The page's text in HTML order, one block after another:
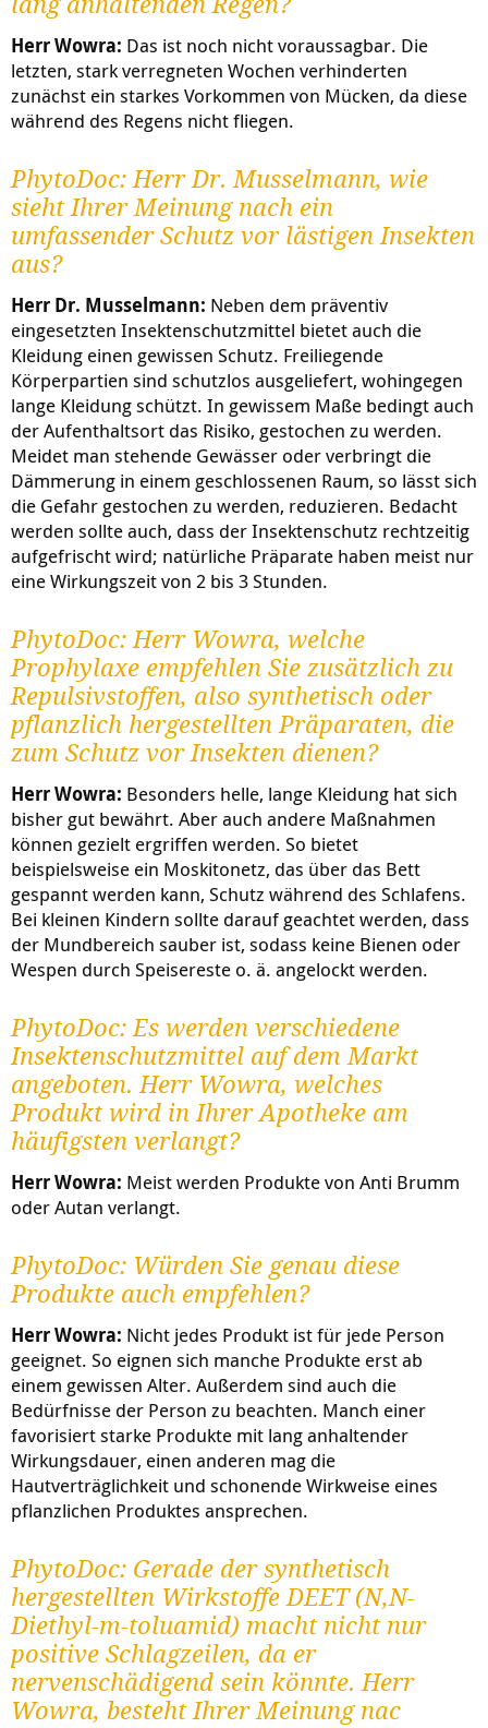
Herr Wowra: Das ist noch nicht voraussagbar. Die
letzten, stark verregneten Wochen verhinderten
zunächst ein starkes Vorkommen von Mücken, da diese
während des Regens nicht fliegen.
PhytoDoc: Herr Dr. Musselmann, wie
sieht Ihrer Meinung nach ein
umfassender Schutz vor lästigen Insekten
aus?
Herr Dr. Musselmann: Neben dem präventiv
eingesetzten Insektenschutzmittel bietet auch die
Kleidung einen gewissen Schutz. Freiliegende
Körperpartien sind schutzlos ausgeliefert, wohingegen
lange Kleidung schützt. In gewissem Maße bedingt auch
der Aufenthaltsort das Risiko, gestochen zu werden.
Meidet man stehende Gewässer oder verbringt die
Dämmerung in einem geschlossenen Raum, so lässt sich
die Gefahr gestochen zu werden, reduzieren. Bedacht
werden sollte auch, dass der Insektenschutz rechtzeitig
aufgefrischt wird; natürliche Präparate haben meist nur
eine Wirkungszeit von 2 bis 3 Stunden.
PhytoDoc: Herr Wowra, welche
Prophylaxe empfehlen Sie zusätzlich zu
Repulsivstoffen, also synthetisch oder
pflanzlich hergestellten Präparaten, die
zum Schutz vor Insekten dienen?
Herr Wowra: Besonders helle, lange Kleidung hat sich
bisher gut bewährt. Aber auch andere Maßnahmen
können gezielt ergriffen werden. So bietet
beispielsweise ein Moskitonetz, das über das Bett
gespannt werden kann, Schutz während des Schlafens.
Bei kleinen Kindern sollte darauf geachtet werden, dass
der Mundbereich sauber ist, sodass keine Bienen oder
Wespen durch Speisereste o. ä. angelockt werden.
PhytoDoc: Es werden verschiedene
Insektenschutzmittel auf dem Markt
angeboten. Herr Wowra, welches
Produkt wird in Ihrer Apotheke am
häufigsten verlangt?
Herr Wowra: Meist werden Produkte von Anti Brumm
oder Autan verlangt.
PhytoDoc: Würden Sie genau diese
Produkte auch empfehlen?
Herr Wowra: Nicht jedes Produkt ist für jede Person
geeignet. So eignen sich manche Produkte erst ab
einem gewissen Alter. Außerdem sind auch die
Bedürfnisse der Person zu beachten. Manch einer
favorisiert starke Produkte mit lang anhaltender
Wirkungsdauer, einen anderen mag die
Hautverträglichkeit und schonende Wirkweise eines
pflanzlichen Produktes ansprechen.
PhytoDoc: Gerade der synthetisch
hergestellten Wirkstoffe DEET (N,N-
Diethyl-m-toluamid) macht nicht nur
positive Schlagzeilen, da er
nervenschädigend sein könnte. Herr
Wowra, besteht Ihrer Meinung nac